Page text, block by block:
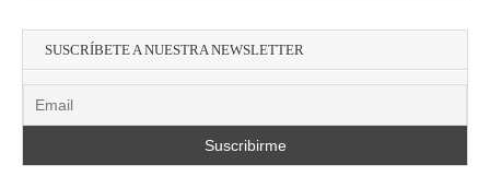
SUSCRÍBETE A NUESTRA NEWSLETTER